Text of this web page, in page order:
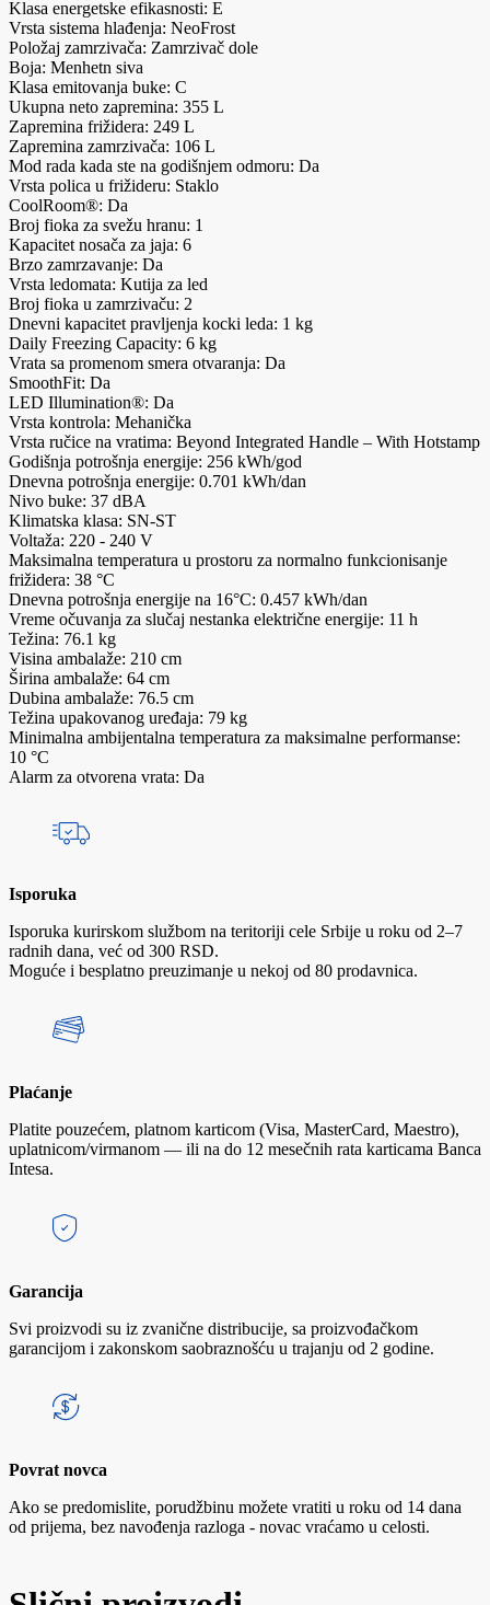
Klasa energetske efikasnosti: E
Vrsta sistema hlađenja: NeoFrost
Položaj zamrzivača: Zamrzivač dole
Boja: Menhetn siva
Klasa emitovanja buke: C
Ukupna neto zapremina: 355 L
Zapremina frižidera: 249 L
Zapremina zamrzivača: 106 L
Mod rada kada ste na godišnjem odmoru: Da
Vrsta polica u frižideru: Staklo
CoolRoom®: Da
Broj fioka za svežu hranu: 1
Kapacitet nosača za jaja: 6
Brzo zamrzavanje: Da
Vrsta ledomata: Kutija za led
Broj fioka u zamrzivaču: 2
Dnevni kapacitet pravljenja kocki leda: 1 kg
Daily Freezing Capacity: 6 kg
Vrata sa promenom smera otvaranja: Da
SmoothFit: Da
LED Illumination®: Da
Vrsta kontrola: Mehanička
Vrsta ručice na vratima: Beyond Integrated Handle – With Hotstamp
Godišnja potrošnja energije: 256 kWh/god
Dnevna potrošnja energije: 0.701 kWh/dan
Nivo buke: 37 dBA
Klimatska klasa: SN-ST
Voltaža: 220 - 240 V
Maksimalna temperatura u prostoru za normalno funkcionisanje
frižidera: 38 °C
Dnevna potrošnja energije na 16°C: 0.457 kWh/dan
Vreme očuvanja za slučaj nestanka električne energije: 11 h
Težina: 76.1 kg
Visina ambalaže: 210 cm
Širina ambalaže: 64 cm
Dubina ambalaže: 76.5 cm
Težina upakovanog uređaja: 79 kg
Minimalna ambijentalna temperatura za maksimalne performanse:
10 °C
Alarm za otvorena vrata: Da
Isporuka
Isporuka kurirskom službom na teritoriji cele Srbije u roku od 2–7
radnih dana, već od 300 RSD.
Moguće i besplatno preuzimanje u nekoj od 80 prodavnica.
Plaćanje
Platite pouzećem, platnom karticom (Visa, MasterCard, Maestro),
uplatnicom/virmanom — ili na do 12 mesečnih rata karticama Banca
Intesa.
Garancija
Svi proizvodi su iz zvanične distribucije, sa proizvođačkom
garancijom i zakonskom saobraznošću u trajanju od 2 godine.
Povrat novca
Ako se predomislite, porudžbinu možete vratiti u roku od 14 dana
od prijema, bez navođenja razloga - novac vraćamo u celosti.